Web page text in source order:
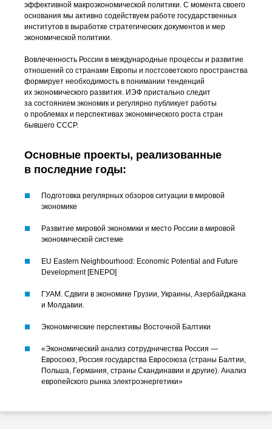
эффективной макроэкономической политики. С момента своего
основания мы активно содействуем работе государственных
институтов в выработке стратегических документов и мер
экономической политики.
Вовлеченность России в международные процессы и развитие
отношений со странами Европы и постсоветского пространства
формирует необходимость в понимании тенденций
их экономического развития. ИЭФ пристально следит
за состоянием экономик и регулярно публикует работы
о проблемах и перспективах экономического роста стран
бывшего СССР.
Основные проекты, реализованные
в последние годы:
Подготовка регулярных обзоров ситуации в мировой
экономике
Развитие мировой экономики и место России в мировой
экономической системе
EU Eastern Neighbourhood: Economic Potential and Future
Development [ENEPO]
ГУАМ. Сдвиги в экономике Грузии, Украины, Азербайджана
и Молдавии.
Экономические перспективы Восточной Балтики
«Экономический анализ сотрудничества Россия —
Евросоюз, Россия государства Евросоюза (страны Балтии,
Польша, Германия, страны Скандинавии и другие). Анализ
европейского рынка электроэнергетики»